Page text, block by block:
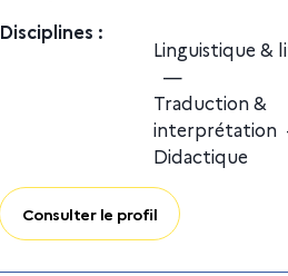
Disciplines :
Linguistique &
—
Traduction &
interprétation
Didactique
Consulter le profil